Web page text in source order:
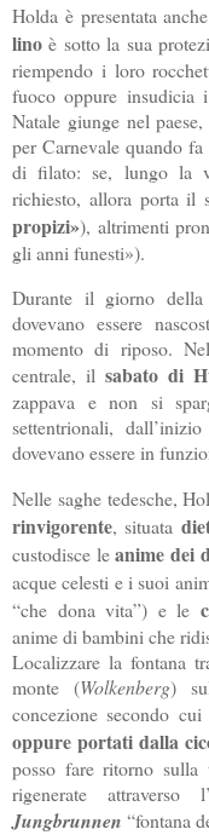
Holda è presentata
lino è sotto la sua
riempendo i loro
fuoco oppure insudicia
Natale giunge nel
per Carnevale quando
di filato: se, lungo la
richiesto, allora porta il
propizi»), altrimenti
gli anni funesti»).
Durante il giorno
dovevano essere
momento di riposo.
centrale, il sabato di
zappava e non si
settentrionali,
dovevano essere in
Nelle saghe tedesche,
rinvigorente, situata
custodisce leanime dei
acque celesti e i suoi
“che dona vita”) e le
anime di bambini che
Localizzare la fontana
monte (Wolkenberg)
concezione secondo cui
oppure portati dalla
posso fare ritorno sulla
rigenerate attraverso
Jungbrunnen “fontana